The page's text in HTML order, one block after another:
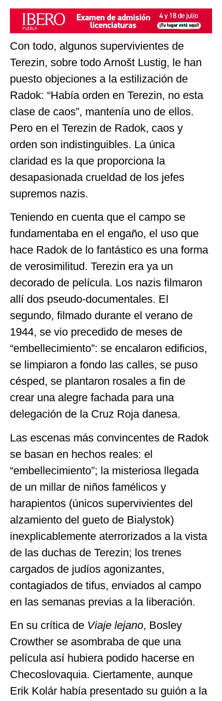
Con todo, algunos supervivientes de
Terezin, sobre todo Arnošt Lustig, le han
puesto objeciones a la estilización de
Radok: “Había orden en Terezin, no esta
clase de caos”, mantenía uno de ellos.
Pero en el Terezin de Radok, caos y
orden son indistinguibles. La única
claridad es la que proporciona la
desapasionada crueldad de los jefes
supremos nazis.
Teniendo en cuenta que el campo se
fundamentaba en el engaño, el uso que
hace Radok de lo fantástico es una forma
de verosimilitud. Terezin era ya un
decorado de película. Los nazis filmaron
allí dos pseudo-documentales. El
segundo, filmado durante el verano de
1944, se vio precedido de meses de
“embellecimiento”: se encalaron edificios,
se limpiaron a fondo las calles, se puso
césped, se plantaron rosales a fin de
crear una alegre fachada para una
delegación de la Cruz Roja danesa.
Las escenas más convincentes de Radok
se basan en hechos reales: el
“embellecimiento”; la misteriosa llegada
de un millar de niños famélicos y
harapientos (únicos supervivientes del
alzamiento del gueto de Bialystok)
inexplicablemente aterrorizados a la vista
de las duchas de Terezin; los trenes
cargados de judíos agonizantes,
contagiados de tifus, enviados al campo
en las semanas previas a la liberación.
En su crítica de Viaje lejano, Bosley
Crowther se asombraba de que una
película así hubiera podido hacerse en
Checoslovaquia. Ciertamente, aunque
Erik Kolár había presentado su guión a la